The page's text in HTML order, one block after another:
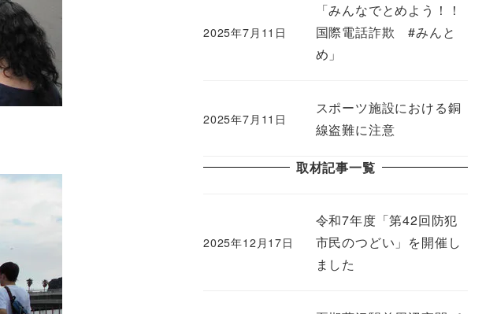
「みんなでとめよう！！
国際電話詐欺 #みんと
め」
2025年7月11日
スポーツ施設における銅
線盗難に注意
2025年7月11日
取材記事一覧
令和7年度「第42回防犯
市民のつどい」を開催し
ました
2025年12月17日